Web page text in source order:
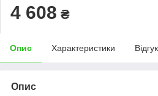
4 608 ₴
Опис Характеристики
Опис